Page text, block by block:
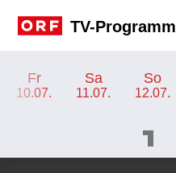
TV-Programm
Fr
10.07.
Sa
11.07.
So
12.07.